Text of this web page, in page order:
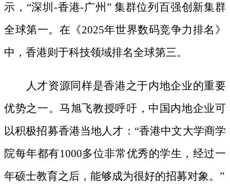
示，“深圳-香港-广州” 集群位列百强创新集群
全球第一。在《2025年世界数码竞争力排名》
中，香港则于科技领域排名全球第三。
人才资源同样是香港之于内地企业的重要
优势之一。马旭飞教授呼吁，中国内地企业可
以积极招募香港当地人才： “香港中文大学商学
院每年都有1000多位非常优秀的学生，经过一
年硕士教育之后，能够成为很好的招募对象。”